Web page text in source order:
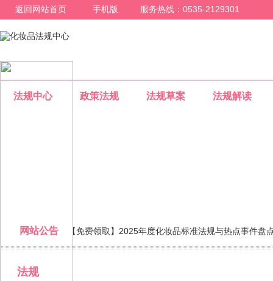
返回网站首页 手机版 服务热线：0535-2129301
法规中心 政策法规 法规草案 法规解读
网站公告 【免费领取】2025年度化妆品标准法规与热点事件盘
法规